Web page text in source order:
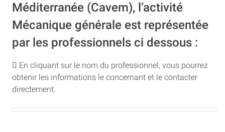
Méditerranée (Cavem), l’activité
Mécanique générale est représentée
par les professionnels ci dessous :
En cliquant sur le nom du professionnel, vous pourrez
obtenir les informations le concernant et le contacter
directement.